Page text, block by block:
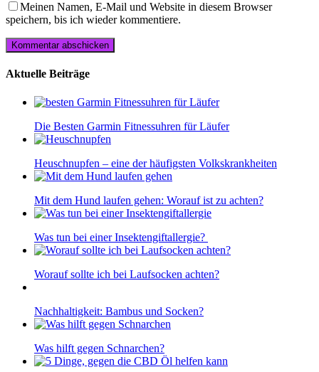
Meinen Namen, E-Mail und Website in diesem Browser
speichern, bis ich wieder kommentiere.
Aktuelle Beiträge
Die Besten Garmin Fitnessuhren für Läufer
Heuschnupfen – eine der häufigsten Volkskrankheiten
Mit dem Hund laufen gehen: Worauf ist zu achten?
Was tun bei einer Insektengiftallergie?
Worauf sollte ich bei Laufsocken achten?
Nachhaltigkeit: Bambus und Socken?
Was hilft gegen Schnarchen?